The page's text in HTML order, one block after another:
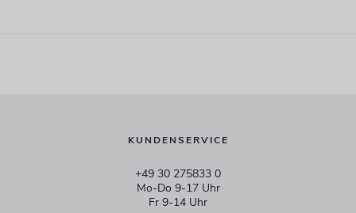
KUNDENSERVICE
+49 30 275833 0
Mo-Do 9-17 Uhr
Fr 9-14 Uhr